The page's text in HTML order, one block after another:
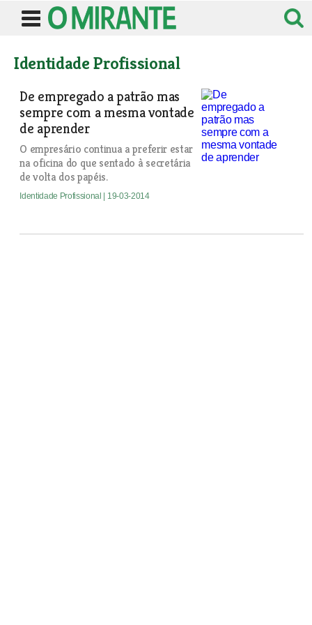
Identidade Profissional
De empregado a patrão mas
sempre com a mesma vontade
de aprender
O empresário continua a preferir estar
na oficina do que sentado à secretária
de volta dos papéis.
Identidade Profissional | 19-03-2014